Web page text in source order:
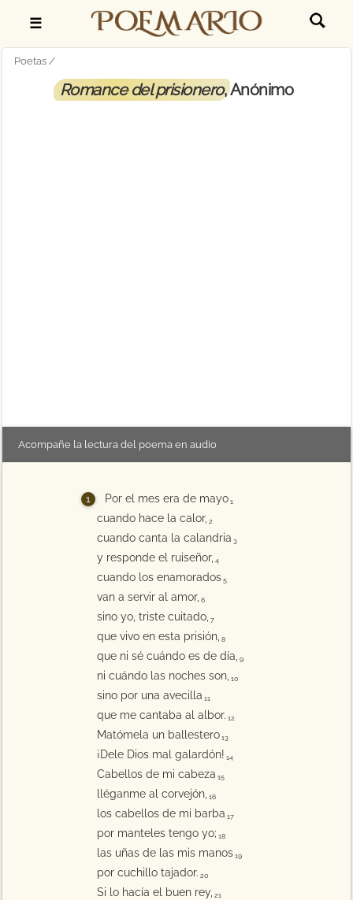
☰
Poetas
Romance del prisionero, Anónimo
Acompañe la lectura del poema en audio
Por el mes era de mayo 1
cuando hace la calor, 2
cuando canta la calandria 3
y responde el ruiseñor, 4
cuando los enamorados 5
van a servir al amor, 6
sino yo, triste cuitado, 7
que vivo en esta prisión, 8
que ni sé cuándo es de día, 9
ni cuándo las noches son, 10
sino por una avecilla 11
que me cantaba al albor. 12
Matómela un ballestero 13
¡Dele Dios mal galardón! 14
Cabellos de mi cabeza 15
lléganme al corvejón, 16
los cabellos de mi barba 17
por manteles tengo yo; 18
las uñas de las mis manos 19
por cuchillo tajador. 20
Si lo hacía el buen rey, 21